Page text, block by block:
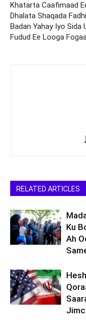
Khatarta Caafimaad
Dhalata Shaqada
Badan Yahay Iyo Sida
Fudud Ee Looga
RELATED ARTICLES
Ku
Ah